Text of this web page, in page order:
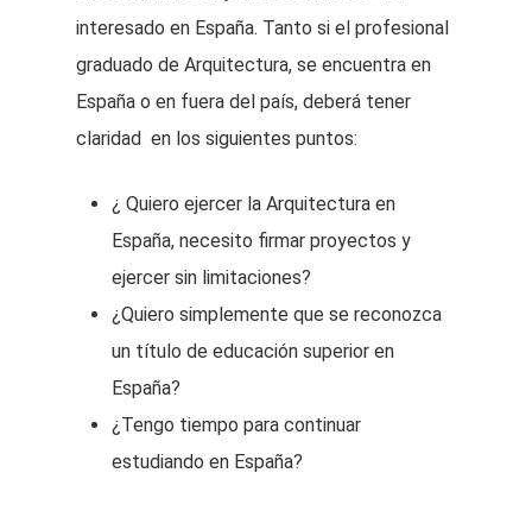
interesado en España. Tanto si el profesional
graduado de Arquitectura, se encuentra en
España o en fuera del país, deberá tener
claridad en los siguientes puntos:
¿ Quiero ejercer la Arquitectura en
España, necesito firmar proyectos y
ejercer sin limitaciones?
¿Quiero simplemente que se reconozca
un título de educación superior en
España?
¿Tengo tiempo para continuar
estudiando en España?